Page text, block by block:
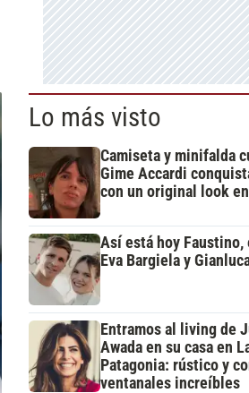
Lo más visto
Camiseta y minifalda
Gime Accardi
con un original look
Así está hoy Faustino,
Eva Bargiela y
Entramos al living de
Awada en su casa en
Patagonia: rústico y
ventanales increíbles